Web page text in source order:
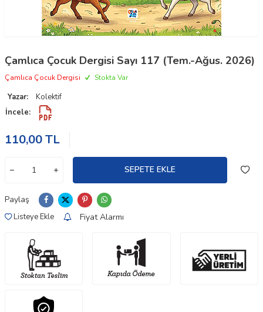
Çamlıca Çocuk Dergisi Sayı 117 (Tem.-Ağus. 2026)
Çamlıca Çocuk Dergisi Stokta Var
Yazar:
Kolektif
İncele:
110,00TL
SEPETE EKLE
Paylaş
Listeye Ekle Fiyat Alarmı